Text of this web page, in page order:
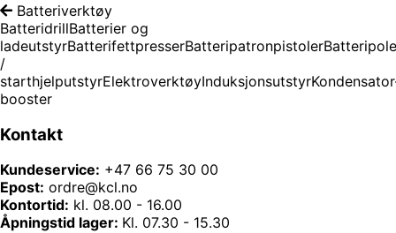
Batteriverktøy
BatteridrillBatterier og
ladeutstyrBatterifettpresserBatteripatronpistoler
/
starthjelputstyrElektroverktøyInduksjonsutstyr
booster
Kontakt
Kundeservice: +47 66 75 30 00
Epost: ordre@kcl.no
Kontortid: kl. 08.00 - 16.00
Åpningstid lager: Kl. 07.30 - 15.30